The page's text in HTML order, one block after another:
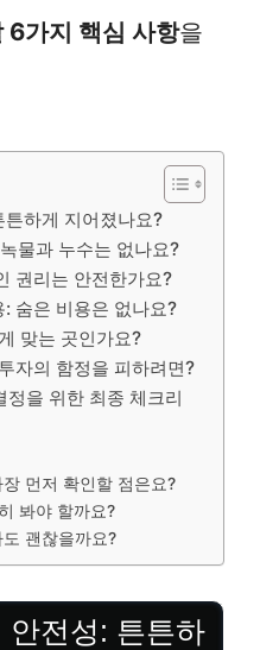
6가지 핵심 사항을
튼하게 지어졌나요?
물과 누수는 없나요?
권리는 안전한가요?
숨은 비용은 없나요?
맞는 곳인가요?
자의 함정을 피하려면?
을 위한 최종 체크리
먼저 확인할 점은요?
봐야 할까요?
괜찮을까요?
안전성: 튼튼하